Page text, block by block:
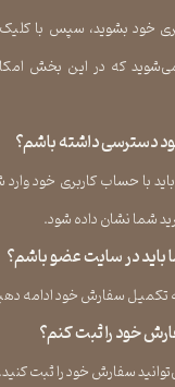
خود بشوید، سپس با
که در این بخش
دسترسی داشته باشم؟
با حساب کاربری خود
شما نشان داده ‏شود.​​​​​​​
باید در سایت عضو باشم؟
تکمیل سفارش خود ادامه
خود را ثبت کنم؟